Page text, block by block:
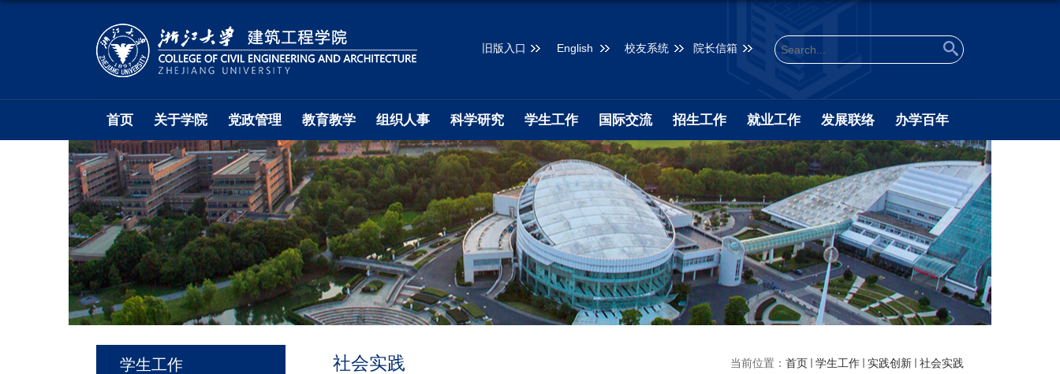
旧版入口 English 校友系统 院长信箱
首页 关于学院 党政管理 教育教学 组织人事 科学研究 学生工作 国际交流 招生工作 就业工作 发展联络 办学百年
学生工作 当前位置： 首页 学生工作 实践创新 社会实践
社会实践